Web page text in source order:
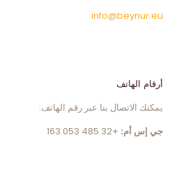
info@beynur.eu
أرقام الهاتف
يمكنك الاتصال بنا عبر رقم الهاتف:
جي إس أم: +32 485 053 163